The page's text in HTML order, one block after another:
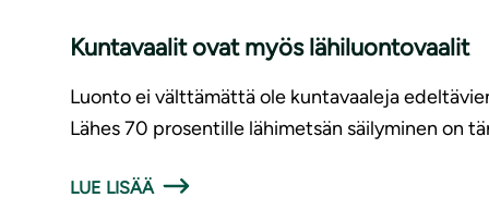
Kuntavaalit ovat myös lähiluontovaalit
Luonto ei välttämättä ole kuntavaaleja
Lähes 70 prosentille lähimetsän säilyminen on
LUE LISÄÄ